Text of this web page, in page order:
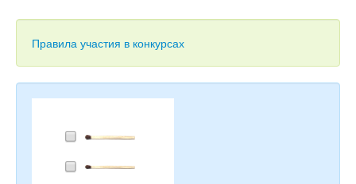
Тесты
Учитель
Правила участия в конкурсах